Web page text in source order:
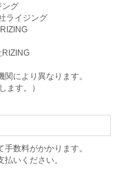
ング
ライジング
により異なります。
ます。）
数料がかかります。
いください。